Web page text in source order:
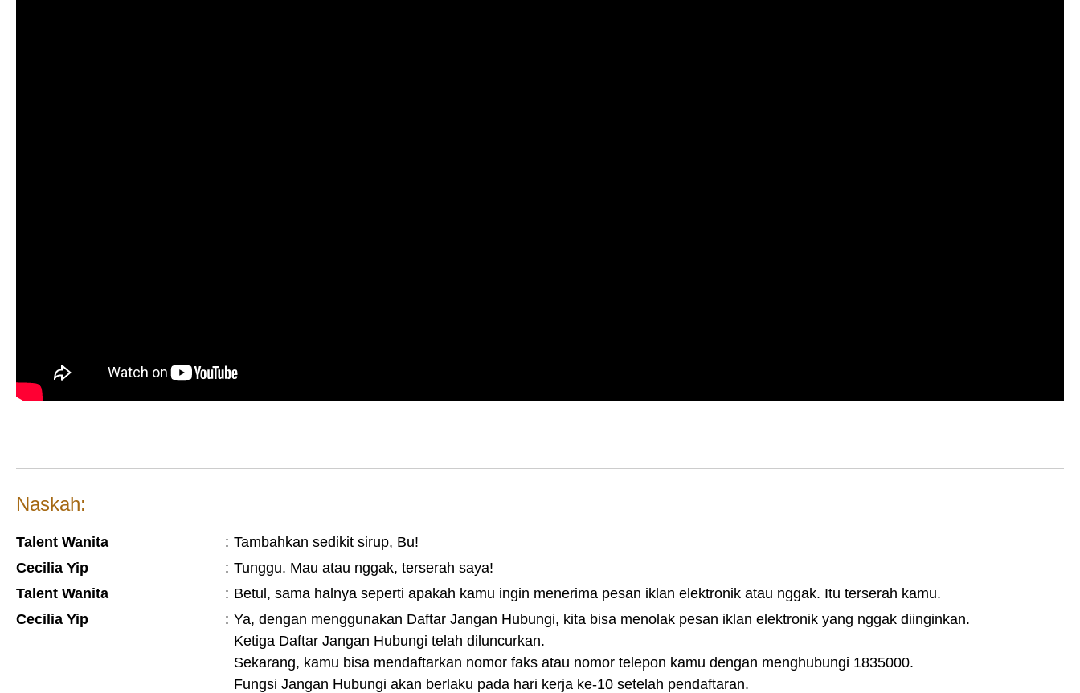
Naskah:
Talent Wanita : Tambahkan sedikit sirup, Bu!
Cecilia Yip
: Tunggu. Mau atau nggak, terserah saya!
Talent Wanita
: Betul, sama halnya seperti apakah kamu ingin menerima pesan iklan elektronik atau nggak. Itu terserah kamu.
Cecilia Yip
: Ya, dengan menggunakan Daftar Jangan Hubungi, kita bisa menolak pesan iklan elektronik yang nggak diinginkan.
Ketiga Daftar Jangan Hubungi telah diluncurkan.
Sekarang, kamu bisa mendaftarkan nomor faks atau nomor telepon kamu dengan menghubungi 1835000.
Fungsi Jangan Hubungi akan berlaku pada hari kerja ke-10 setelah pendaftaran.